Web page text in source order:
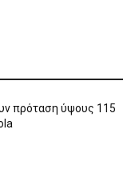
πρόταση ύψους 115